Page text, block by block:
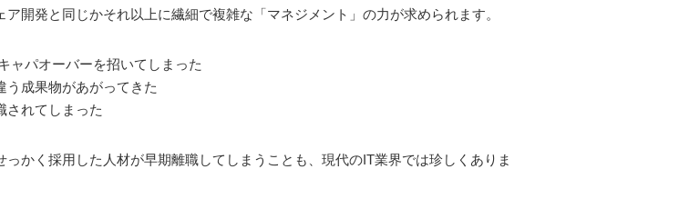
開発と同じかそれ以上に繊細で複雑な「マネジメント」の力が求められます。
ャパオーバーを招いてしまった
う成果物があがってきた
されてしまった
かく採用した人材が早期離職してしまうことも、現代のIT業界では珍しくありま